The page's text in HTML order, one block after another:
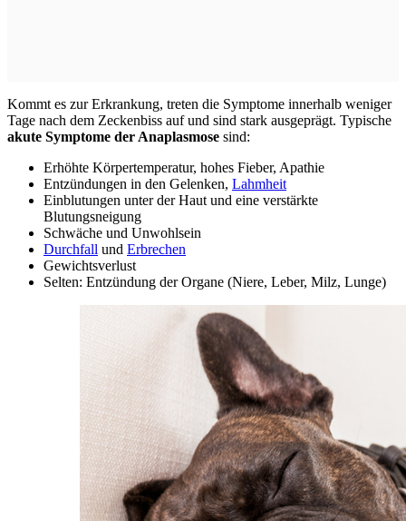
Kommt es zur Erkrankung, treten die Symptome innerhalb weniger
Tage nach dem Zeckenbiss auf und sind stark ausgeprägt. Typische
akute Symptome der Anaplasmose sind:
Erhöhte Körpertemperatur, hohes Fieber, Apathie
Entzündungen in den Gelenken, Lahmheit
Einblutungen unter der Haut und eine verstärkte
Blutungsneigung
Schwäche und Unwohlsein
Durchfall und Erbrechen
Gewichtsverlust
Selten: Entzündung der Organe (Niere, Leber, Milz, Lunge)